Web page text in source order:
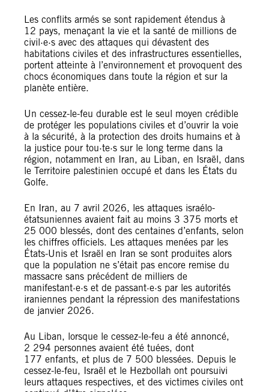
Les conflits armés se sont rapidement étendus à
12 pays, menaçant la vie et la santé de millions de
civil·e·s avec des attaques qui dévastent des
habitations civiles et des infrastructures essentielles,
portent atteinte à l’environnement et provoquent des
chocs économiques dans toute la région et sur la
planète entière.
Un cessez-le-feu durable est le seul moyen crédible
de protéger les populations civiles et d’ouvrir la voie
à la sécurité, à la protection des droits humains et à
la justice pour tou·te·s sur le long terme dans la
région, notamment en Iran, au Liban, en Israël, dans
le Territoire palestinien occupé et dans les États du
Golfe.
En Iran, au 7 avril 2026, les attaques israélo-
étatsuniennes avaient fait au moins 3 375 morts et
25 000 blessés, dont des centaines d’enfants, selon
les chiffres officiels. Les attaques menées par les
États-Unis et Israël en Iran se sont produites alors
que la population ne s’était pas encore remise du
massacre sans précédent de milliers de
manifestant·e·s et de passant·e·s par les autorités
iraniennes pendant la répression des manifestations
de janvier 2026.
Au Liban, lorsque le cessez-le-feu a été annoncé,
2 294 personnes avaient été tuées, dont
177 enfants, et plus de 7 500 blessées. Depuis le
cessez-le-feu, Israël et le Hezbollah ont poursuivi
leurs attaques respectives, et des victimes civiles ont